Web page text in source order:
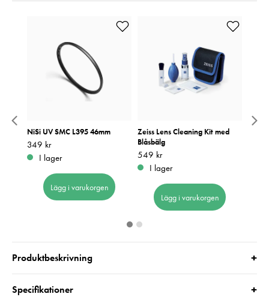
NiSi UV SMC L395 46mm
Pris: 349 kr
349 kr
I lager
Lägg i varukorgen
Zeiss Lens Cleaning Kit med
Blåsbälg
Pris: 549 kr
549 kr
I lager
Lägg i varukorgen
Produktbeskrivning +
Specifikationer +